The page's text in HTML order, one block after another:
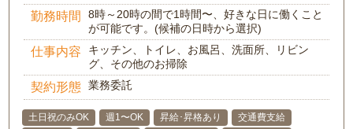
勤務時間
8時～20時の間で1時間〜、好きな日に働くこと
が可能です。(候補の日時から選択)
仕事内容
キッチン、トイレ、お風呂、洗面所、リビン
グ、その他のお掃除
契約形態 業務委託
土日祝のみOK 週1〜OK 昇給･昇格あり
交通費支給